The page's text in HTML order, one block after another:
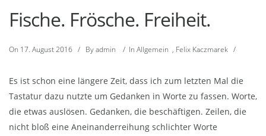
Fische. Frösche. Freiheit.
On 17. August 2016 / Byadmin / In Allgemein , Felix Kaczmarek /
Es ist schon eine längere Zeit, dass ich zum letzten Mal die
Tastatur dazu nutzte um Gedanken in Worte zu fassen. Worte,
die etwas auslösen. Gedanken, die beschäftigen. Zeilen, die
nicht bloß eine Aneinanderreihung schlichter Worte